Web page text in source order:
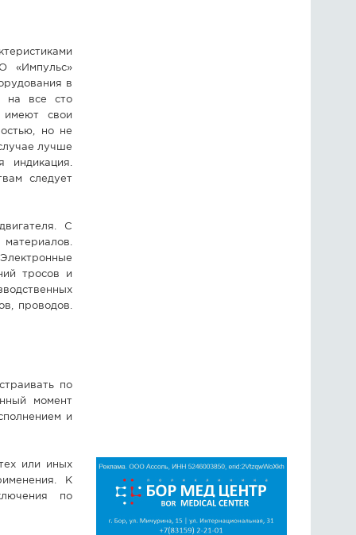
«Импульс»
в
на все сто
имеют свои
но не
лучше
индикация.
следует
С
тросов и
проводов.
по
момент
и
или иных
К
по